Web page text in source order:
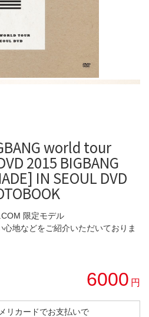
world tour
2015 BIGBANG
IN SEOUL DVD
限定モデル
地などをご紹介いただいておりま
6000 円
リカードでお支払いで